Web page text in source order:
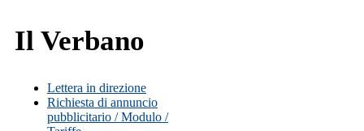
Il Verbano
Lettera in direzione
Richiesta di annuncio
pubblicitario / Modulo /